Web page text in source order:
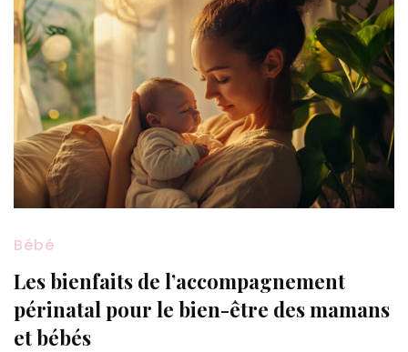
Bébé
Les bienfaits de l’accompagnement
périnatal pour le bien-être des mamans
et bébés